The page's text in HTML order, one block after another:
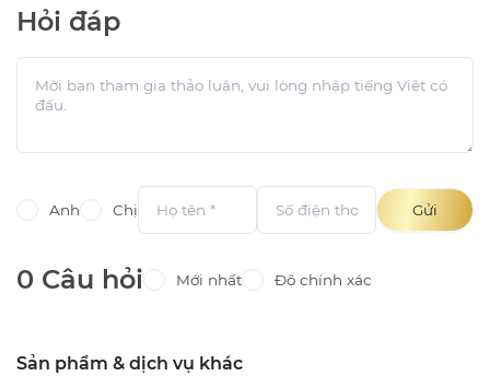
Hỏi đáp
Anh Chị Gửi
0 Câu hỏi Mới nhất Độ chính xác
Sản phẩm & dịch vụ khác